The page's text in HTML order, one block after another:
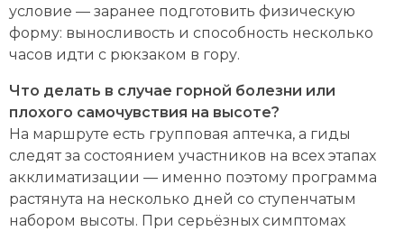
условие — заранее подготовить физическую
форму: выносливость и способность несколько
часов идти с рюкзаком в гору.
Что делать в случае горной болезни или
плохого самочувствия на высоте?
На маршруте есть групповая аптечка, а гиды
следят за состоянием участников на всех этапах
акклиматизации — именно поэтому программа
растянута на несколько дней со ступенчатым
набором высоты. При серьёзных симптомах